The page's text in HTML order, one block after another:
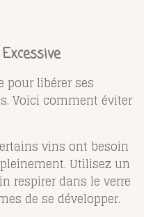
pour libérer ses
Voici comment éviter
vins ont besoin
Utilisez un
respirer dans le verre
de se développer.